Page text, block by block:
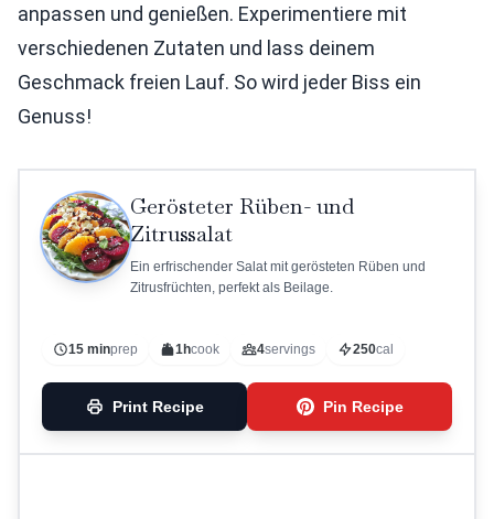
anpassen und genießen. Experimentiere mit
verschiedenen Zutaten und lass deinem
Geschmack freien Lauf. So wird jeder Biss ein
Genuss!
Gerösteter Rüben- und
Zitrussalat
Ein erfrischender Salat mit gerösteten Rüben und
Zitrusfrüchten, perfekt als Beilage.
15 minprep 1hcook 4servings 250cal
Print Recipe Pin Recipe